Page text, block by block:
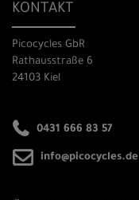
KONTAKT
Picocycles GbR
Rathausstraße 6
24103 Kiel
0431 666 83 57
info@picocycles.de